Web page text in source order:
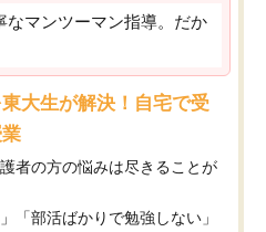
なマンツーマン指導。だか
大生が解決！自宅で受
者の方の悩みは尽きることが
「部活ばかりで勉強しない」